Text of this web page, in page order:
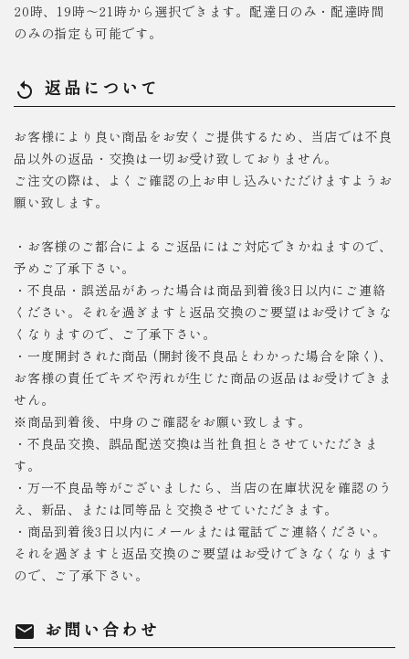
20時、19時～21時から選択できます。配達日のみ・配達時間
のみの指定も可能です。
replay 返品について
お客様により良い商品をお安くご提供するため、当店では不良
品以外の返品・交換は一切お受け致しておりません。
ご注文の際は、よくご確認の上お申し込みいただけますようお
願い致します。
・お客様のご都合によるご返品にはご対応できかねますので、
予めご了承下さい。
・不良品・誤送品があった場合は商品到着後3日以内にご連絡
ください。それを過ぎますと返品交換のご要望はお受けできな
くなりますので、ご了承下さい。
・一度開封された商品 (開封後不良品とわかった場合を除く)、
お客様の責任でキズや汚れが生じた商品の返品はお受けできま
せん。
※商品到着後、中身のご確認をお願い致します。
・不良品交換、誤品配送交換は当社負担とさせていただきま
す。
・万一不良品等がございましたら、当店の在庫状況を確認のう
え、新品、または同等品と交換させていただきます。
・商品到着後3日以内にメールまたは電話でご連絡ください。
それを過ぎますと返品交換のご要望はお受けできなくなります
ので、ご了承下さい。
mail お問い合わせ